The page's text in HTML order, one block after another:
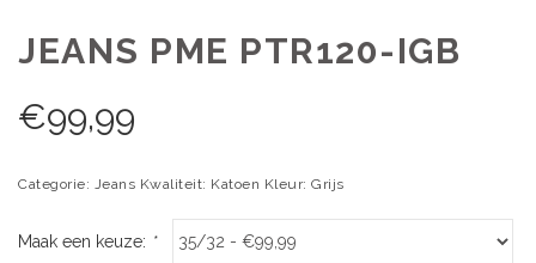
JEANS PME PTR120-IGB
€99,99
Categorie: Jeans Kwaliteit: Katoen Kleur: Grijs
Maak een keuze: *